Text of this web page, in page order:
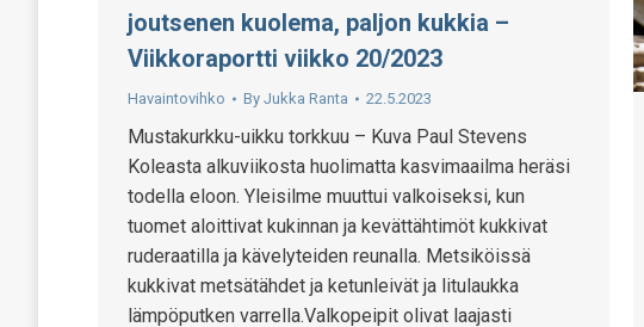
joutsenen kuolema, paljon kukkia –
Viikkoraportti viikko 20/2023
Havaintovihko By Jukka Ranta 22.5.2023
Mustakurkku-uikku torkkuu – Kuva Paul Stevens
Koleasta alkuviikosta huolimatta kasvimaailma heräsi
todella eloon. Yleisilme muuttui valkoiseksi, kun
tuomet aloittivat kukinnan ja kevättähtimöt kukkivat
ruderaatilla ja kävelyteiden reunalla. Metsiköissä
kukkivat metsätähdet ja ketunleivät ja litulaukka
lämpöputken varrella.Valkopeipit olivat laajasti